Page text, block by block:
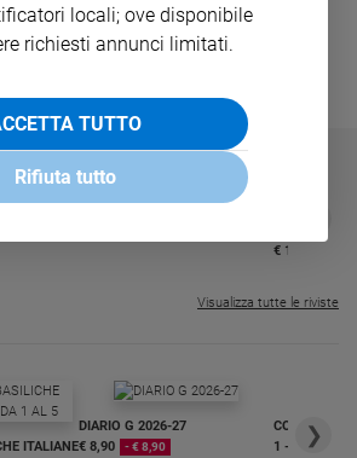
€ 16,99
Visualizza tutte le riviste
ITALIANE
DIARIO G 2026-27
€ 8,90
- € 8,90
COLLANA
1 - 2
❯
locali; ove disponibile
richiesti annunci limitati.
TUTTO
Rifiuta tutto